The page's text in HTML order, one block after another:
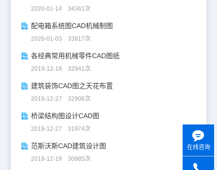
2020-01-14 34361次
配电箱系统图CAD机械制图
2020-01-03 33817次
各经典常用机械零件CAD图纸
2019-12-18 32941次
建筑装饰CAD图之天花布置
2019-12-27 32906次
桥梁结构图设计CAD图
2019-12-27 31974次
范斯沃斯CAD建筑设计图
2019-12-19 30985次
在线咨询